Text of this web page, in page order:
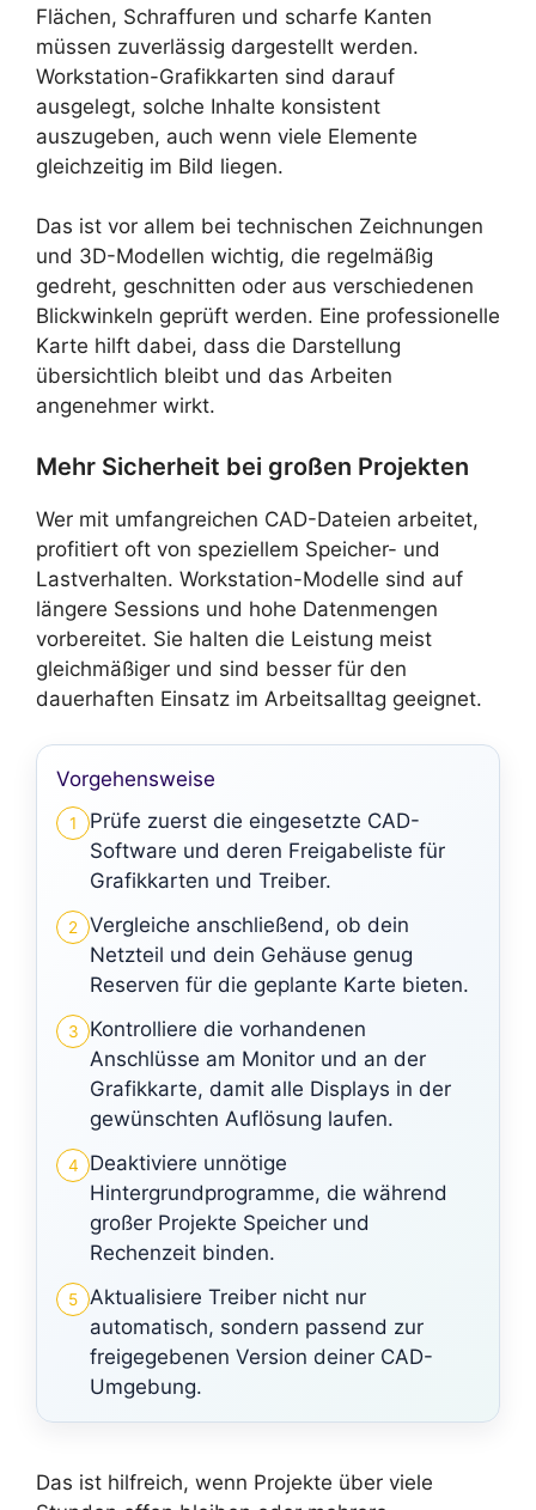
Flächen, Schraffuren und scharfe Kanten
müssen zuverlässig dargestellt werden.
Workstation-Grafikkarten sind darauf
ausgelegt, solche Inhalte konsistent
auszugeben, auch wenn viele Elemente
gleichzeitig im Bild liegen.
Das ist vor allem bei technischen Zeichnungen
und 3D-Modellen wichtig, die regelmäßig
gedreht, geschnitten oder aus verschiedenen
Blickwinkeln geprüft werden. Eine professionelle
Karte hilft dabei, dass die Darstellung
übersichtlich bleibt und das Arbeiten
angenehmer wirkt.
Mehr Sicherheit bei großen Projekten
Wer mit umfangreichen CAD-Dateien arbeitet,
profitiert oft von speziellem Speicher- und
Lastverhalten. Workstation-Modelle sind auf
längere Sessions und hohe Datenmengen
vorbereitet. Sie halten die Leistung meist
gleichmäßiger und sind besser für den
dauerhaften Einsatz im Arbeitsalltag geeignet.
Vorgehensweise
1
Prüfe zuerst die eingesetzte CAD-
Software und deren Freigabeliste für
Grafikkarten und Treiber.
2
Vergleiche anschließend, ob dein
Netzteil und dein Gehäuse genug
Reserven für die geplante Karte bieten.
3
Kontrolliere die vorhandenen
Anschlüsse am Monitor und an der
Grafikkarte, damit alle Displays in der
gewünschten Auflösung laufen.
4
Deaktiviere unnötige
Hintergrundprogramme, die während
großer Projekte Speicher und
Rechenzeit binden.
5
Aktualisiere Treiber nicht nur
automatisch, sondern passend zur
freigegebenen Version deiner CAD-
Umgebung.
Das ist hilfreich, wenn Projekte über viele